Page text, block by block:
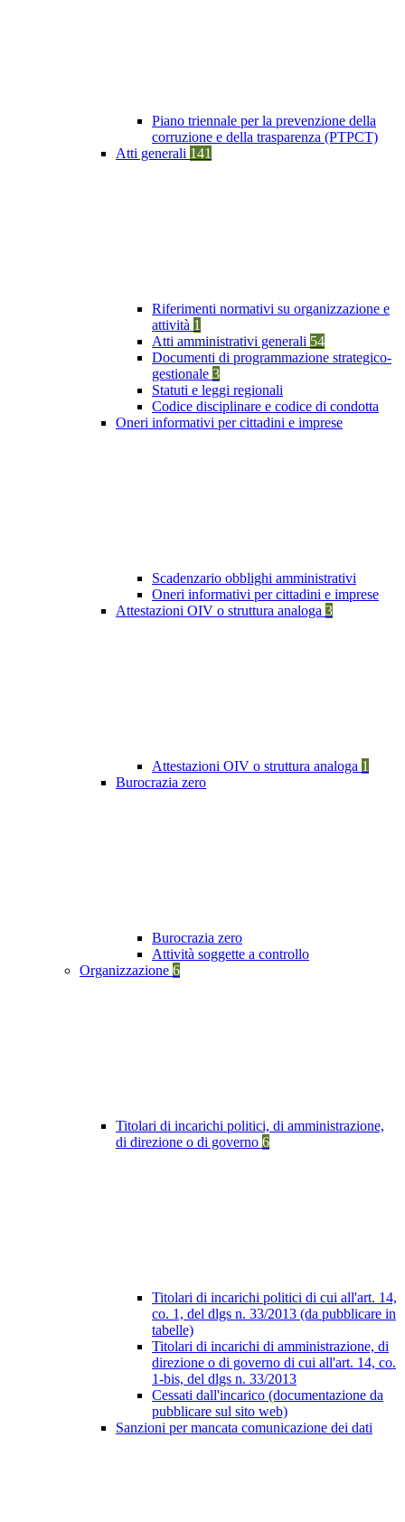
Piano triennale per la prevenzione della
corruzione e della trasparenza (PTPCT)
Atti generali 141
Riferimenti normativi su organizzazione e
attività 1
Atti amministrativi generali 54
Documenti di programmazione strategico-
gestionale 3
Statuti e leggi regionali
Codice disciplinare e codice di condotta
Oneri informativi per cittadini e imprese
Scadenzario obblighi amministrativi
Oneri informativi per cittadini e imprese
Attestazioni OIV o struttura analoga 3
Attestazioni OIV o struttura analoga 1
Burocrazia zero
Burocrazia zero
Attività soggette a controllo
Organizzazione 6
Titolari di incarichi politici, di amministrazione,
di direzione o di governo 6
Titolari di incarichi politici di cui all'art. 14,
co. 1, del dlgs n. 33/2013 (da pubblicare in
tabelle)
Titolari di incarichi di amministrazione, di
direzione o di governo di cui all'art. 14, co.
1-bis, del dlgs n. 33/2013
Cessati dall'incarico (documentazione da
pubblicare sul sito web)
Sanzioni per mancata comunicazione dei dati